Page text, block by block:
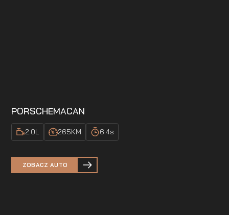
PORSCHEMACAN
2.0L 265KM 6.4s
ZOBACZ AUTO